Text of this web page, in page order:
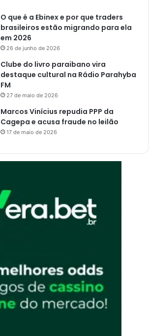
O que é a Ebinex e por que traders
brasileiros estão migrando para ela
em 2026
26 de junho de 2026
Clube do livro paraibano vira
destaque cultural na Rádio Parahyba
FM
27 de maio de 2026
Marcos Vinícius repudia PPP da
Cagepa e acusa fraude no leilão
17 de maio de 2026